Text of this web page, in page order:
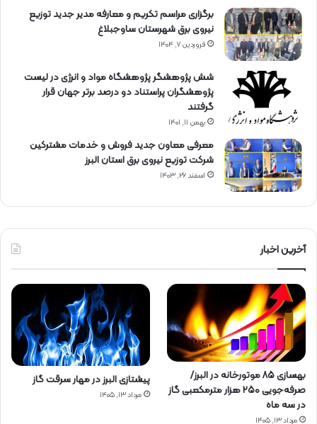
برگزاری مراسم تكریم و معارفه مدیر جدید توزیع
نیروی برق شهرستان ساوجبلاغ
فروردین ۷, ۱۴۰۴
شش پژوهشگر پژوهشگاه مواد و انرژی در لیست
پژوهشگران پراستناد دو درصد برتر جهان قرار
گرفتند
بهمن ۱۱, ۱۴۰۱
معرفی معاون جدید فروش و خدمات مشتركین
شركت توزیع نیروی برق استان البرز
اسفند ۲۶, ۱۴۰۳
آخرین اخبار
بهسازی ۸۵ موتورخانه در البرز/
صرفه‌جویی ۲۵۰ هزار مترمکعبی گاز
در سه ماه
مرداد ۱۳, ۱۴۰۵
پیشتازی البرز در مهار سرقت گاز
مرداد ۱۳, ۱۴۰۵